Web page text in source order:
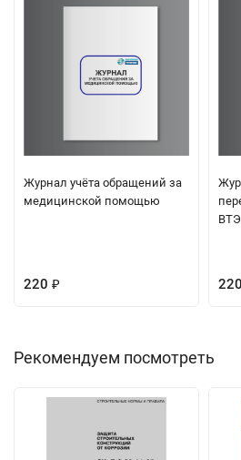
Журнал учёта обращений за
медицинской помощью
220 ₽ 220
Рекомендуем посмотреть